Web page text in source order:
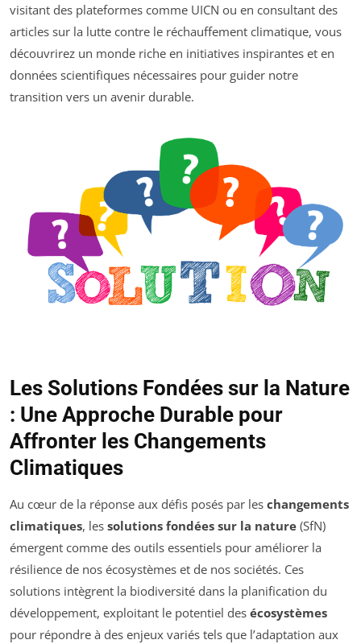
visitant des plateformes comme UICN ou en consultant des
articles sur la lutte contre le réchauffement climatique, vous
découvrirez un monde riche en initiatives inspirantes et en
données scientifiques nécessaires pour guider notre
transition vers un avenir durable.
Les Solutions Fondées sur la Nature
: Une Approche Durable pour
Affronter les Changements
Climatiques
Au cœur de la réponse aux défis posés par les changements
climatiques, les solutions fondées sur la nature (SfN)
émergent comme des outils essentiels pour améliorer la
résilience de nos écosystèmes et de nos sociétés. Ces
solutions intègrent la biodiversité dans la planification du
développement, exploitant le potentiel des écosystèmes
pour répondre à des enjeux variés tels que l’adaptation aux